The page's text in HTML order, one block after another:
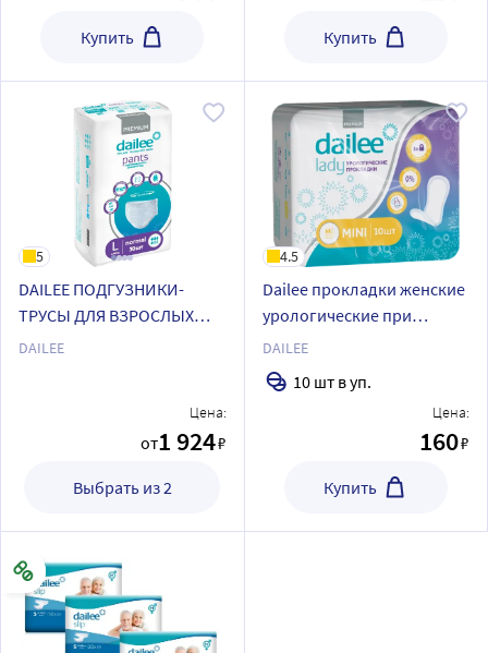
Купить Купить
5
DAILEE ПОДГУЗНИКИ-
ТРУСЫ ДЛЯ ВЗРОСЛЫХ
(ПРИ СРЕДНЕЙ СТЕПЕНИ
DAILEE
Цена:
от1 924₽
Выбрать из 2
4.5
Dailee прокладки женские
урологические при
капельном и легкой
недержания mini 10 шт.
DAILEE
10 шт в уп.
Цена:
160₽
Купить